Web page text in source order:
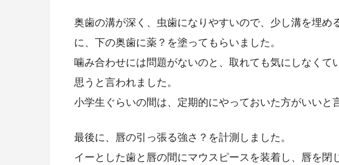
奥歯の溝が深く、虫歯になりやすいので、少し溝を埋め
に、下の奥歯に薬？を塗ってもらいました。
噛み合わせには問題がないのと、取れても気にしなくて
思うと言われました。
小学生ぐらいの間は、定期的にやっておいた方がいいと
最後に、唇の引っ張る強さ？を計測しました。
イーとした歯と唇の間にマウスピースを装着し、唇を閉